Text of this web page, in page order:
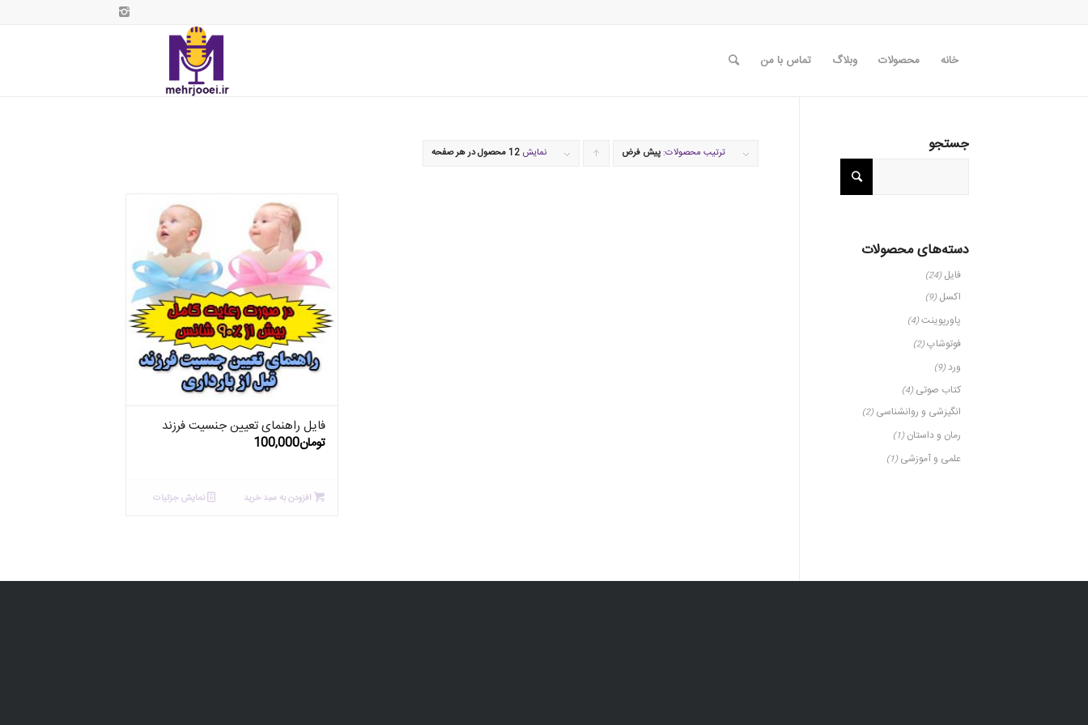
خانه محصولات وبلاگ تماس با من
ترتیب محصولات: پیش فرض
براینمایش 12 محصول در هر صفحه
فایل راهنمای تعیین جنسیت فرزند
تومان100,000
افزودن به سبد خرید نمایش جزئیات
جستجو
دسته‌های محصولات
فایل (24)
اکسل (9)
پاورپوینت(4)
فوتوشاپ(2)
ورد (9)
کتاب صوتی (4)
انگیزشی و روانشناسی (2)
رمان و داستان (1)
علمی و آموزشی (1)